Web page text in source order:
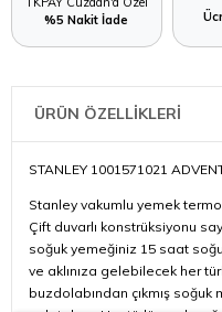
%5 Nakit İade
ÜRÜN ÖZELLİKLERİ
STANLEY 1001571021
Stanley vakumlu yemek
Çift duvarlı konstrüksiyonu
soğuk yemeğiniz 15 saat
ve aklınıza gelebilecek her
buzdolabından çıkmış